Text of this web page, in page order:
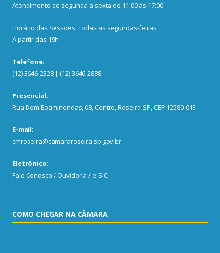
Atendimento de segunda a sexta de 11:00 às 17:00
Horário das Sessões: Todas as segundas-feiras
A partir das 19h
Telefone:
(12) 3646-2328 | (12) 3646-2888
Presencial:
Rua Dom Epaminondas, 08, Centro, Roseira-SP, CEP 12580-013
E-mail:
cmroseira@camararoseira.sp.gov.br
Eletrônico:
Fale Conosco / Ouvidoria / e-SIC
COMO CHEGAR NA CÂMARA